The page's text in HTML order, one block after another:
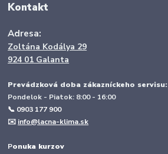
Kontakt
Adresa:
Zoltána Kodálya 29
924 01 Galanta
Prevádzková doba zákazníckeho servisu:
Pondelok - Piatok: 8:00 - 16:00
📞 0903 177 900
✉️ info@lacna-klima.sk
Ponuka kurzov